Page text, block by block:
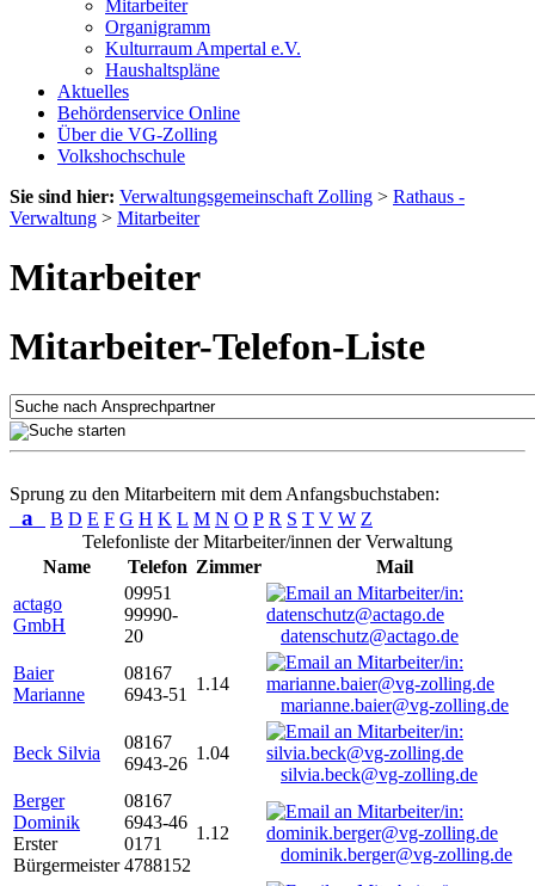
Mitarbeiter
Organigramm
Kulturraum Ampertal e.V.
Haushaltspläne
Aktuelles
Behördenservice Online
Über die VG-Zolling
Volkshochschule
Sie sind hier: Verwaltungsgemeinschaft Zolling > Rathaus -
Verwaltung > Mitarbeiter
Mitarbeiter
Mitarbeiter-Telefon-Liste
Sprung zu den Mitarbeitern mit dem Anfangsbuchstaben:
a B D E F G H K L M N O P R S T V W Z
Telefonliste der Mitarbeiter/innen der Verwaltung
Name
Telefon Zimmer
Mail
actago
GmbH
09951
99990-
20
datenschutz@actago.de
Baier
Marianne
08167
6943-51
1.14
marianne.baier@vg-zolling.de
Beck Silvia
08167
6943-26
1.04
silvia.beck@vg-zolling.de
Berger
Dominik
Erster
Bürgermeister
08167
6943-46
0171
4788152
1.12
dominik.berger@vg-zolling.de